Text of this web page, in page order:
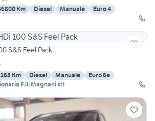
Km Diesel Manuale
Euro 4
S&S Feel Pack
Km Diesel Manuale
Euro 6e
F.lli Magnani srl